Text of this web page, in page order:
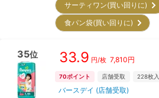
サーティワン(買い回りに)
食パン袋(買い回りに)
35位 33.9 円/枚 7,810円
70ポイント 店舗受取 228枚入
バースデイ (店舗受取)